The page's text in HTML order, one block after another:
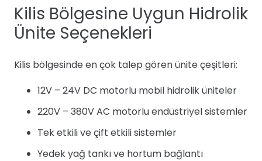
Kilis Bölgesine Uygun Hidrolik
Ünite Seçenekleri
Kilis bölgesinde en çok talep gören ünite çeşitleri:
12V – 24V DC motorlu mobil hidrolik üniteler
220V – 380V AC motorlu endüstriyel sistemler
Tek etkili ve çift etkili sistemler
Yedek yağ tankı ve hortum bağlantı